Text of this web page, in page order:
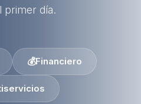
primer día.
💰Financiero